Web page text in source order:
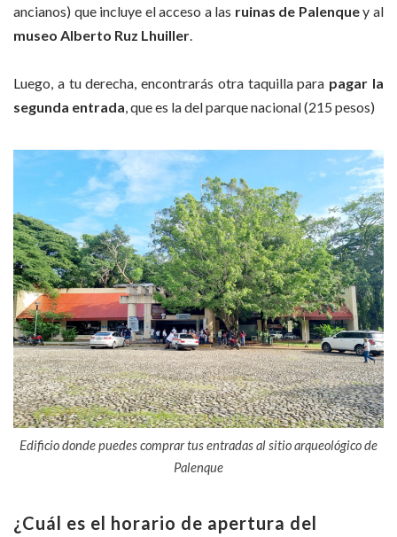
ancianos) que incluye el acceso a las ruinas de Palenquey al
museo Alberto Ruz Lhuiller.
Luego, a tu derecha, encontrarás otra taquilla para pagar la
segunda entrada, que es la del parque nacional (215 pesos)
Edificio donde puedes comprar tus entradas al sitio arqueológico de
Palenque
¿Cuál es el horario de apertura del